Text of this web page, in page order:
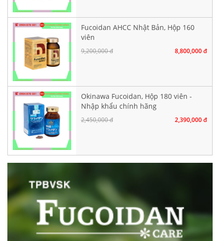
Fucoidan AHCC Nhật Bản, Hộp 160
viên
9,200,000 đ 8,800,000 đ
Okinawa Fucoidan, Hộp 180 viên -
Nhập khẩu chính hãng
2,450,000 đ 2,390,000 đ